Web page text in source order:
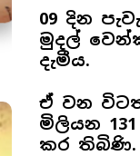
09 දින
මුදල්
දැමීය.
ඒ වන
මිලියන
කර තිබිණි.